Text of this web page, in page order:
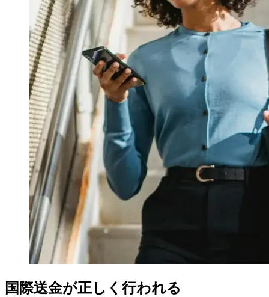
国際送金が正しく行われる